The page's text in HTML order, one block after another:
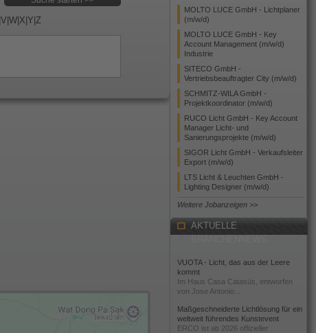
V W X Y Z
MOLTO LUCE GmbH - Lichtplaner
(m/w/d)
MOLTO LUCE GmbH - Key
Account Management (m/w/d)
Industrie
SITECO GmbH -
Vertriebsbeauftragter City (m/w/d)
SCHMITZ-WILA GmbH -
Projektkoordinator (m/w/d)
RUCO Licht GmbH - Key Account
Manager Licht- und
Sanierungsprojekte (m/w/d)
SIGOR Licht GmbH - Verkaufsleiter
Export (m/w/d)
LTS Licht & Leuchten GmbH -
Lighting Designer (m/w/d)
Weitere Jobanzeigen >>
AKTUELLE
VUOTA - Licht, das aus der Leere
kommt
Im Haus Casa Catasüs, entworfen
von Jose Antonio...
Maßgeschneiderte Lichtlösung für ein
weltweit führendes Kunstevent
ERCO ist ab 2026 offizieller